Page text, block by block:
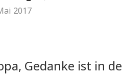
2017
Gedanke ist in